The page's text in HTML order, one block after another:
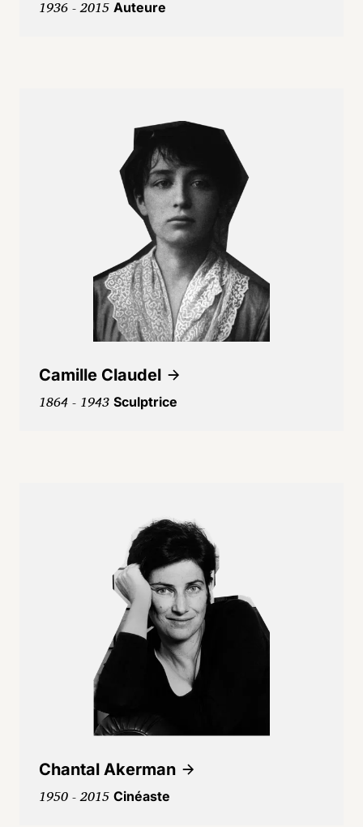
1936 - 2015 Auteure
Camille Claudel
1864 - 1943 Sculptrice
Chantal Akerman
1950 - 2015 Cinéaste